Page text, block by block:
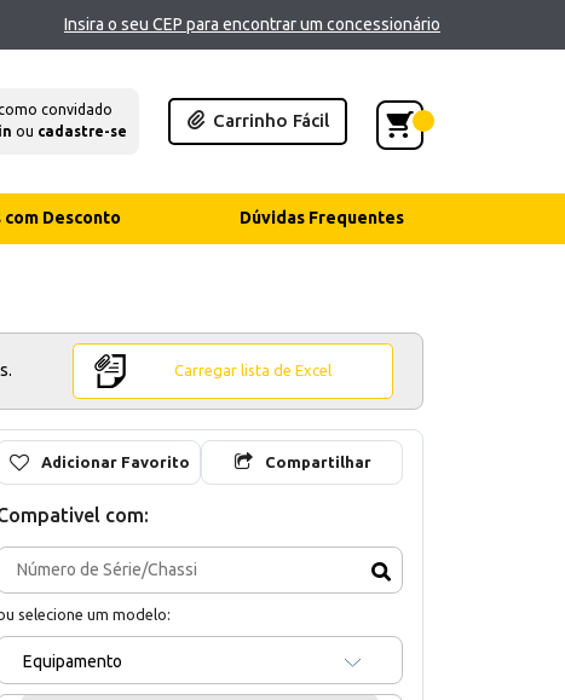
Insira o seu CEP para encontrar um concessionário
convidado
ou cadastre-se
Carrinho Fácil
com Desconto Dúvidas Frequentes
Carregar lista de Excel
Adicionar Favorito Compartilhar
com:
selecione um modelo:
Equipamento